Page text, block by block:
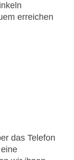
erreichen
das Telefon